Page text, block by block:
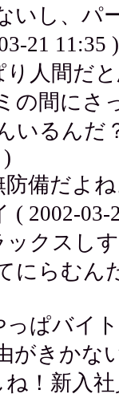
いし、パ
21 11:35 )
人間だと
の間にさ
いるんだ
備だよね
( 2002-03-
クスし
にらむん
ぱバイト
がきかな
！新入社